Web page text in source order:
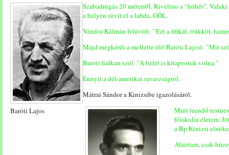
Baróti Lajos
Szabadrúgás 20 méterről. Rivelino a “hóhér”.
a helyén süvít el a labda, GÓL.
Vándor Kálmán felüvölt: ”Ezt a fifikát, trükköt,
Majd megkérdi a mellette ülő Baróti Lajost: ”Mit
Baróti halkan szól: ”A belét is kitapostuk volna.”
Ennyit a dél-amerikai ravaszságról.
Mátrai Sándor a Kinizsibe igazolásáról.
Mint leendő
főiskolai életem.
a Bp.Kinizsi
Aláirtam, csak